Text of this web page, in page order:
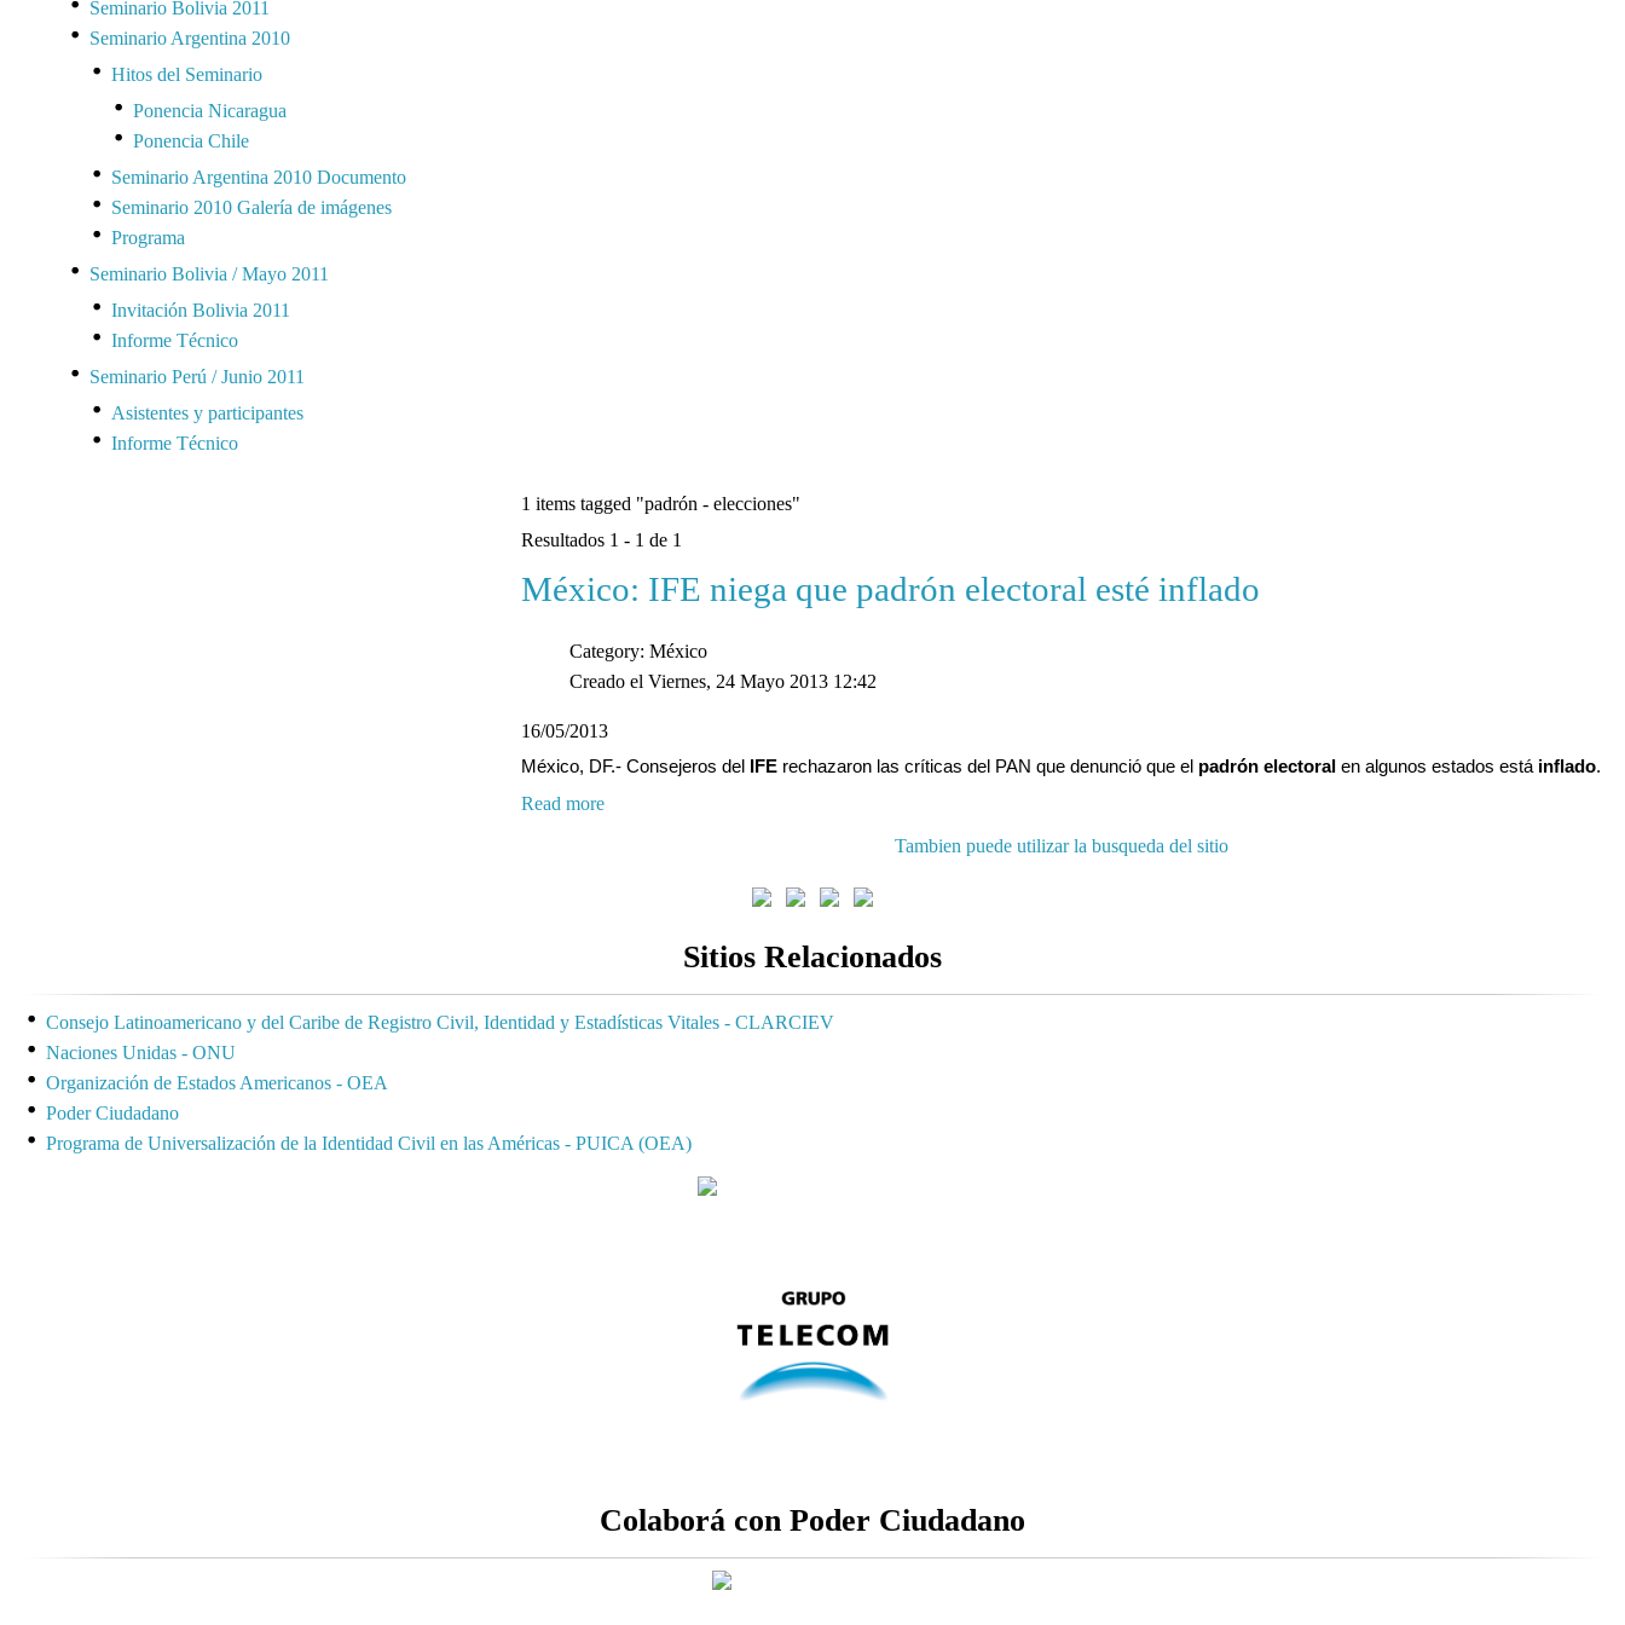
Seminario Bolivia 2011
Seminario Argentina 2010
Hitos del Seminario
Ponencia Nicaragua
Ponencia Chile
Seminario Argentina 2010 Documento
Seminario 2010 Galería de imágenes
Programa
Seminario Bolivia / Mayo 2011
Invitación Bolivia 2011
Informe Técnico
Seminario Perú / Junio 2011
Asistentes y participantes
Informe Técnico
1 items tagged "padrón - elecciones"
Resultados 1 - 1 de 1
México: IFE niega que padrón electoral esté inflado
Category: México
Creado el Viernes, 24 Mayo 2013 12:42
16/05/2013
México, DF.- Consejeros del IFE rechazaron las críticas del PAN que denunció que el padrón electoral en algunos estados está inflado.
Read more
Tambien puede utilizar la busqueda del sitio
Sitios Relacionados
Consejo Latinoamericano y del Caribe de Registro Civil, Identidad y Estadísticas Vitales - CLARCIEV
Naciones Unidas - ONU
Organización de Estados Americanos - OEA
Poder Ciudadano
Programa de Universalización de la Identidad Civil en las Américas - PUICA (OEA)
Colaborá con Poder Ciudadano